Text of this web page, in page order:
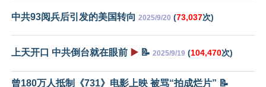
中共93阅兵后引发的美国转向 2025/9/20 (73,037次)
上天开口 中共倒台就在眼前 ▶️ 📝 2025/9/19 (104,470次)
曾180万人抵制《731》电影上映 被骂“拍成烂片” 📝